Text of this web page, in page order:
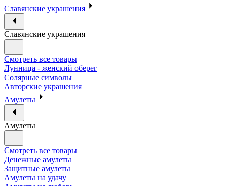
Славянские украшения
Славянские украшения
Смотреть все товары
Лунница - женский оберег
Солярные символы
Авторские украшения
Амулеты
Амулеты
Смотреть все товары
Денежные амулеты
Защитные амулеты
Амулеты на удачу